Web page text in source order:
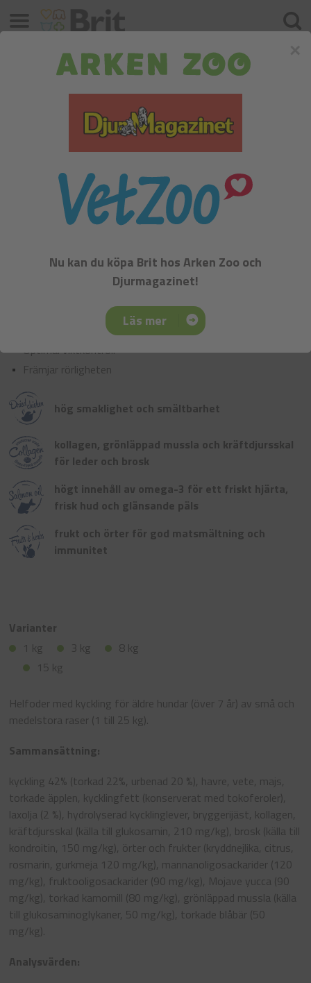
Brit Premium by Nature Senior S+M
Motverkar stress och stödjer hjärtfunktionen
Optimal viktkontroll
Främjar rörligheten
hög smaklighet och smältbarhet
kollagen, grönläppad mussla och kräftdjursskal
för leder och brosk
högt innehåll av omega-3 för ett friskt hjärta,
frisk hud och glänsande päls
frukt och örter för god matsmältning och
immunitet
Varianter
1 kg
3 kg
8 kg
15 kg
Helfoder med kyckling för äldre hundar (över 7 år) av små och
medelstora raser (1 till 25 kg).
Sammansättning:
kyckling 42% (torkad 22%, urbenad 20 %), havre, vete, majs,
torkade äpplen, kycklingfett (konserverat med tokoferoler),
laxolja (2 %), hydrolyserad kycklinglever, bryggerijäst, kollagen,
kräftdjursskal (källa till glukosamin, 210 mg/kg), brosk (källa till
kondroitin, 150 mg/kg), örter och frukter (kryddnejlika, citrus,
rosmarin, gurkmeja 120 mg/kg), mannanoligosackarider (120
mg/kg), fruktooligosackarider (90 mg/kg), Mojave yucca (90
mg/kg), torkad kamomill (80 mg/kg), grönläppad mussla (källa
till glukosaminoglykaner, 50 mg/kg), torkade blåbär (50
mg/kg).
Analysvärden:
Sök
Meny
Nu kan du köpa Brit hos Arken Zoo och
Djurmagazinet!
Läs mer